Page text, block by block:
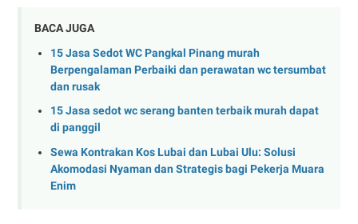
BACA JUGA
15 Jasa Sedot WC Pangkal Pinang murah
Berpengalaman Perbaiki dan perawatan wc tersumbat
dan rusak
15 Jasa sedot wc serang banten terbaik murah dapat
di panggil
Sewa Kontrakan Kos Lubai dan Lubai Ulu: Solusi
Akomodasi Nyaman dan Strategis bagi Pekerja Muara
Enim